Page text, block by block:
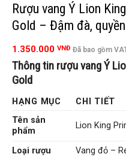
Rượu vang Ý Lion
Gold – Đậm đà,
1.350.000 VNĐ Đã bao gồm
Thông tin rượu vang Ý
Gold
HẠNG MỤC
CHI TIẾT
Tên sản
phẩm
Lion King
Loại rượu
Vang đỏ –